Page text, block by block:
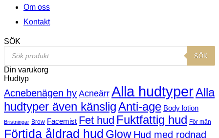
Om oss
Kontakt
SÖK
Products
search
SÖK
Din varukorg
Hudtyp
Acnebenägen hy Acneärr Alla hudtyperAlla
hudtyper även känsligAnti-age Body lotion
Bristningar Brow Facemist Fet hud Fuktfattig hud För män
Förtida åldrad hud Glow Hud med rodnad